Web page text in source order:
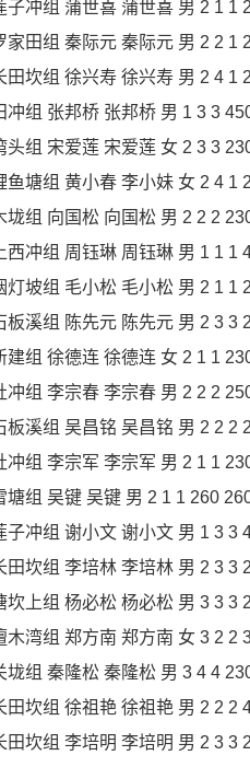
冲组 蒲世喜 蒲世喜 男 2 1 1
田组 秦际元 秦际元 男 2 2 1
坎组 徐兴寿 徐兴寿 男 2 4 1
组 张邦桥 张邦桥 男 1 3 3
组 宋爱莲 宋爱莲 女 2 3 3
塘组 黄小春 李小妹 女 2 4 1
组 向国松 向国松 男 2 2 2
冲组 周钰琳 周钰琳 男 1 1 1
坡组 毛小松 毛小松 男 2 1 1
溪组 陈先元 陈先元 男 2 3 3
组 徐德连 徐德连 女 2 1 1
组 李宗春 李宗春 男 2 2 2
溪组 吴昌铭 吴昌铭 男 2 2 2
组 李宗军 李宗军 男 2 1 1
组 吴键 吴键 男 2 1 1 260
冲组 谢小文 谢小文 男 1 3 3
坎组 李培林 李培林 男 2 3 3
上组 杨必松 杨必松 男 3 3 3
湾组 郑方南 郑方南 女 3 2 2
组 秦隆松 秦隆松 男 3 4 4
坎组 徐祖艳 徐祖艳 男 2 2 2
坎组 李培明 李培明 男 2 3 3